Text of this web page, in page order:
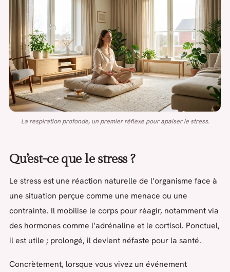
La respiration profonde, un premier réflexe pour apaiser le stress.
Qu’est-ce que le stress ?
Le stress est une réaction naturelle de l’organisme face à
une situation perçue comme une menace ou une
contrainte. Il mobilise le corps pour réagir, notamment via
des hormones comme l’adrénaline et le cortisol. Ponctuel,
il est utile ; prolongé, il devient néfaste pour la santé.
Concrètement, lorsque vous vivez un événement